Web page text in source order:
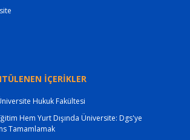
İÇERİKLER
Hukuk Fakültesi
Hem Yurt Dışında Üniversite: Dgs'ye
Tamamlamak